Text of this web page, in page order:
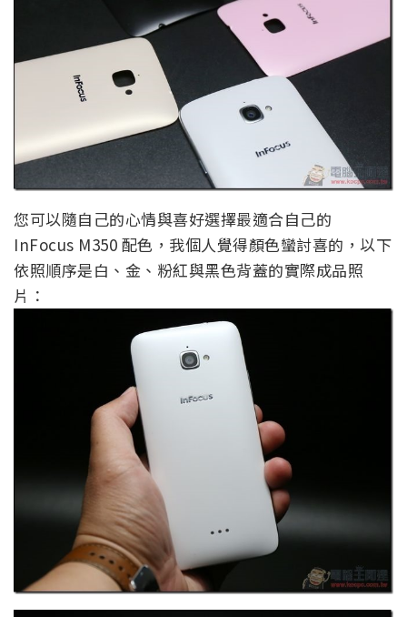
您可以隨自己的心情與喜好選擇最適合自己的
InFocus M350 配色，我個人覺得顏色蠻討喜的，以下
依照順序是白、金、粉紅與黑色背蓋的實際成品照
片：